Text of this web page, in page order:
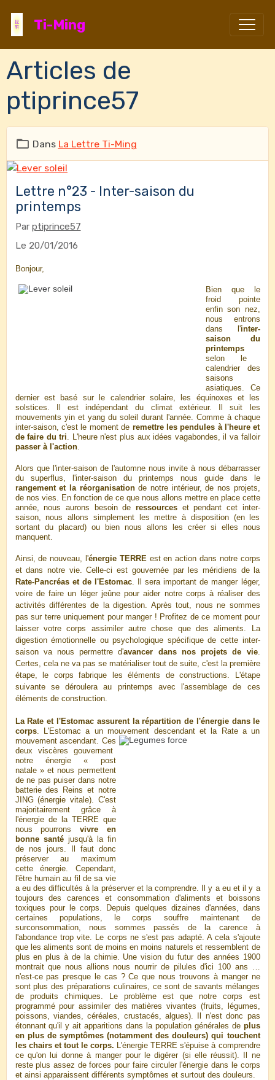
Ti-Ming
Articles de
ptiprince57
Dans La Lettre Ti-Ming
Lettre n°23 - Inter-saison du
printemps
Par ptiprince57
Le 20/01/2016
Bonjour,
Bien que le
froid pointe
enfin son nez,
nous entrons
dans l'inter-
saison du
printemps
selon le
calendrier des
saisons
asiatiques. Ce
dernier est basé sur le calendrier solaire, les équinoxes et les
solstices. Il est indépendant du climat extérieur. Il suit les
mouvements yin et yang du soleil durant l'année. Comme à chaque
inter-saison, c'est le moment de remettre les pendules à l'heure et
de faire du tri. L'heure n'est plus aux idées vagabondes, il va falloir
passer à l'action.
Alors que l'inter-saison de l'automne nous invite à nous débarrasser
du superflus, l'inter-saison du printemps nous guide dans le
rangement et la réorganisationde notre intérieur, de nos projets,
de nos vies. En fonction de ce que nous allons mettre en place cette
année, nous aurons besoin de ressourceset pendant cet inter-
saison, nous allons simplement les mettre à disposition (en les
sortant du placard) ou bien nous allons les créer si elles nous
manquent.
Ainsi, de nouveau, l'énergie TERREest en action dans notre corps
et dans notre vie. Celle-ci est gouvernée par les méridiens de la
Rate-Pancréas et de l'Estomac. Il sera important de manger léger,
voire de faire un léger jeûne pour aider notre corps à réaliser des
activités différentes de la digestion. Après tout, nous ne sommes
pas sur terre uniquement pour manger ! Profitez de ce moment pour
laisser votre corps assimiler autre chose que des aliments. La
digestion émotionnelle ou psychologique spécifique de cette inter-
saison va nous permettre d'avancer dans nos projets de vie.
Certes, cela ne va pas se matérialiser tout de suite, c'est la première
étape, le corps fabrique les éléments de constructions. L'étape
suivante se déroulera au printemps avec l'assemblage de ces
éléments de construction.
La Rate et l'Estomac assurent la répartition de l'énergie dans le
corps. L'Estomac a un mouvement descendant et la Rate a un
mouvement ascendant. Ces
deux viscères gouvernent
notre énergie « post
natale » et nous permettent
de ne pas puiser dans notre
batterie des Reins et notre
JING (énergie vitale). C'est
majoritairement grâce à
l'énergie de la TERRE que
nous pourrons vivre en
bonne santéjusqu'à la fin
de nos jours. Il faut donc
préserver au maximum
cette énergie. Cependant,
l'être humain au fil de sa vie
a eu des difficultés à la préserver et la comprendre. Il y a eu et il y a
toujours des carences et consommation d'aliments et boissons
toxiques pour le corps. Depuis quelques dizaines d'années, dans
certaines populations, le corps souffre maintenant de
surconsommation, nous sommes passés de la carence à
l'abondance trop vite. Le corps ne s'est pas adapté. A cela s'ajoute
que les aliments sont de moins en moins naturels et ressemblent de
plus en plus à de la chimie. Une vision du futur des années 1900
montrait que nous allions nous nourrir de pilules d'ici 100 ans …
n'est-ce pas presque le cas ? Ce que nous trouvons à manger ne
sont plus des préparations culinaires, ce sont de savants mélanges
de produits chimiques. Le problème est que notre corps est
programmé pour assimiler des matières vivantes (fruits, légumes,
poissons, viandes, céréales, crustacés, algues). Il n'est donc pas
étonnant qu'il y ait apparitions dans la population générales de plus
en plus de symptômes (notamment des douleurs) qui touchent
les chairs et tout le corps.
L'énergie TERRE s'épuise à comprendre
ce qu'on lui donne à manger pour le digérer (si elle réussit). Il ne
reste plus assez de forces pour faire circuler l'énergie dans le corps
et ainsi apparaissent différents symptômes et surtout des douleurs.